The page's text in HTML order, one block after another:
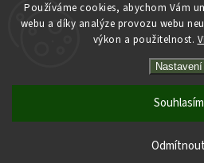
Používáme cookies, abychom Vám
webu a díky analýze provozu webu
výkon a použitelnost.
Nastavení
Odmítnout
Souhlasím
Italmarket.cz
VytvořilShoptet |